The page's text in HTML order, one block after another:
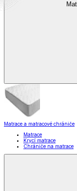
Matrace a matracové chrániče
Matrace
Krycí matrace
Chrániče na matrace